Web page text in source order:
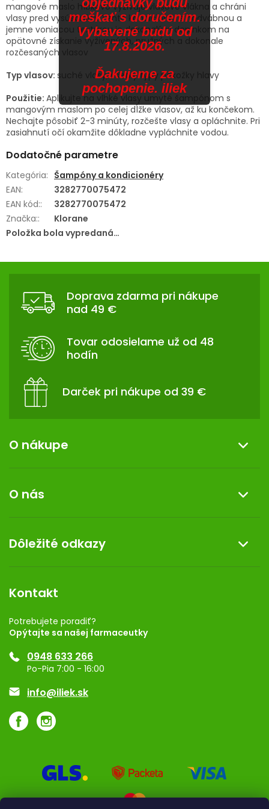
mangové maslo hĺbkovo vyživuje vlasové vlákna a chráni
vlasy pred vysúšaním. Tento kondicionér s hodvábnou a
jemne voniacou textúrou je dokonalým doplnkom na
opätovné získanie vyživených, pružných a dokonale
rozčesaných vlasov
Typ vlasov: suché vlasy, všetky typy pokožky hlavy
Použitie: Aplikujte na vlhké vlasy umyté šampónom s
mangovým maslom po celej dĺžke vlasov, až ku končekom.
Nechajte pôsobiť 2-3 minúty, rozčešte vlasy a opláchnite. Pri
zasiahnutí očí okamžite dôkladne vypláchnite vodou.
Dodatočné parametre
Kategória: Šampóny a kondicionéry
EAN:
3282770075472
EAN kód::
3282770075472
Značka::
Klorane
Položka bola vypredaná…
Z
Doprava zdarma pri nákupe
nad 49 €
Tovar odosielame už od 48
hodín
Darček pri nákupe od 39 €
O nákupe
Reklamácia a vrátenie tovaru
Doprava a platba
Darček k nákupu
O nás
Kontakt
Dermocentrum
Dôležité odkazy
Rozhodnutie na prevádzku
Registrácia
Ponuka pre firmy
Značky
Kontakt
Potrebujete poradiť?
Opýtajte sa našej farmaceutky
0948 633 266
Po-Pia 7:00 - 16:00
info@iliek.sk
meškať s doručením.
Vybavené budú od
17.8.2026.
Ďakujeme za
pochopenie. iliek